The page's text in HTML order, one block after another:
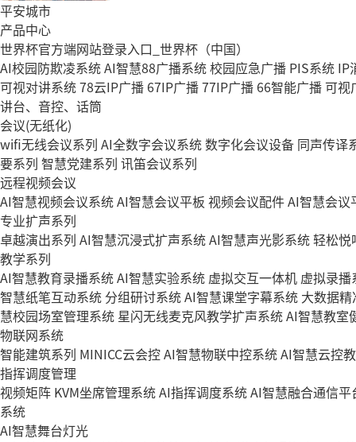
平安城市
产品中心
世界杯官方端网站登录入口_世界杯（中国）
AI校园防欺凌系统AI智慧88广播系统校园应急广播 PIS系统 IP
可视对讲系统78云IP广播 67IP广播77IP广播 66智能广播 可视
讲台、音控、话筒
会议(无纸化)
wifi无线会议系列 AI全数字会议系统数字化会议设备 同声传译
要系列 智慧党建系列 讯笛会议系列
远程视频会议
AI智慧视频会议系统AI智慧会议平板 视频会议配件AI智慧会
专业扩声系列
卓越演出系列 AI智慧沉浸式扩声系统AI智慧声光影系统轻松悦
教学系列
AI智慧教育录播系统AI智慧实验系统 虚拟交互一体机 虚拟录播
智慧纸笔互动系统 分组研讨系统AI智慧课堂字幕系统 大数据
慧校园场室管理系统 星闪无线麦克风教学扩声系统AI智慧教室
物联网系统
智能建筑系列 MINICC云会控AI智慧物联中控系统AI智慧云控
指挥调度管理
视频矩阵 KVM坐席管理系统AI指挥调度系统AI智慧融合通信平
系统
AI智慧舞台灯光